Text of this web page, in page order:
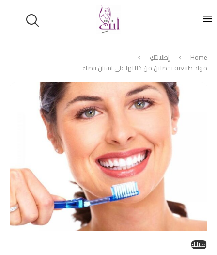
Home
إطلالتكِ
مواد طبيعية تحصلين من خلالها على اسنان بيضاء
إطلالتكِ